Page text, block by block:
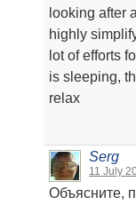
looking after
highly
lot of efforts
is sleeping,
relax
Serg
11 July
Объясните,